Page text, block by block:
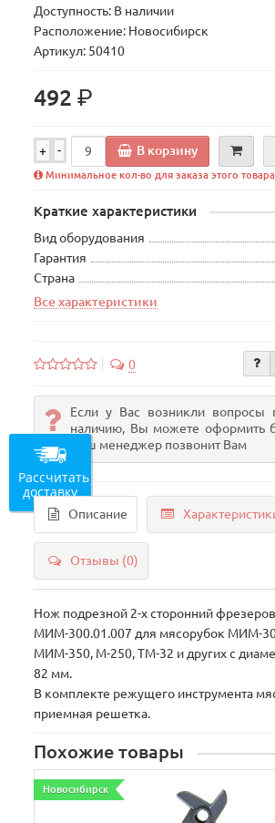
Доступность: В наличии
Расположение: Новосибирск
Артикул: 50410
492р.
+ - В корзину
Минимальное кол-во для заказа этого
Краткие характеристики
Вид оборудования
Гарантия
Страна
Все характеристики
0
Если у Вас возникли вопросы
наличию, Вы можете оформить
Наш менеджер позвонит Вам
Описание
Отзывы (0)
Нож подрезной 2-х сторонний
МИМ-300.01.007 для мясорубок МИМ-
МИМ-350, М-250, ТМ-32 и других с
82 мм.
В комплекте режущего инструмента
приемная решетка.
Похожие товары
Новосибирск
Рассчитать
доставку